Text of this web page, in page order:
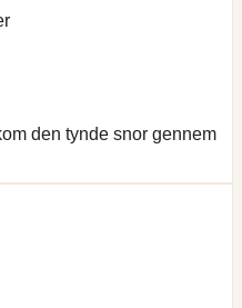
den tynde snor gennem